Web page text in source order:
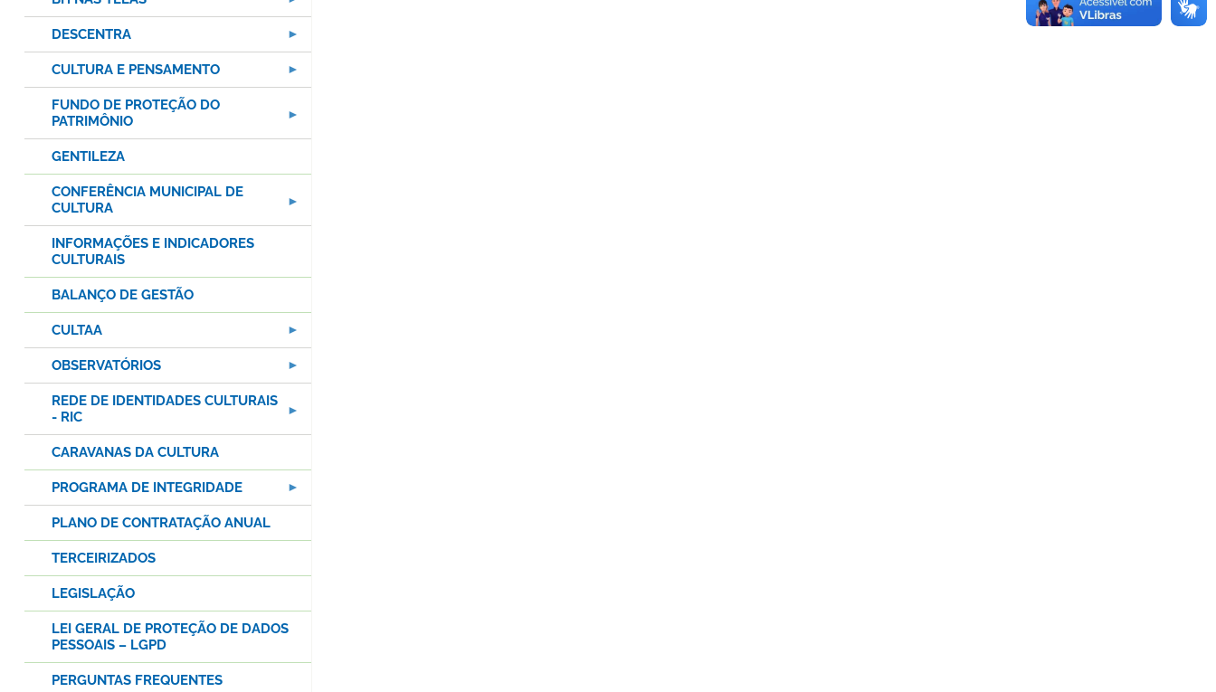
DESCENTRA
CULTURA E PENSAMENTO
FUNDO DE PROTEÇÃO DO
PATRIMÔNIO
GENTILEZA
CONFERÊNCIA MUNICIPAL DE
CULTURA
INFORMAÇÕES E INDICADORES
CULTURAIS
BALANÇO DE GESTÃO
CULTAA
OBSERVATÓRIOS
REDE DE IDENTIDADES CULTURAIS
- RIC
CARAVANAS DA CULTURA
PROGRAMA DE INTEGRIDADE
PLANO DE CONTRATAÇÃO ANUAL
TERCEIRIZADOS
LEGISLAÇÃO
LEI GERAL DE PROTEÇÃO DE DADOS
PESSOAIS – LGPD
PERGUNTAS FREQUENTES